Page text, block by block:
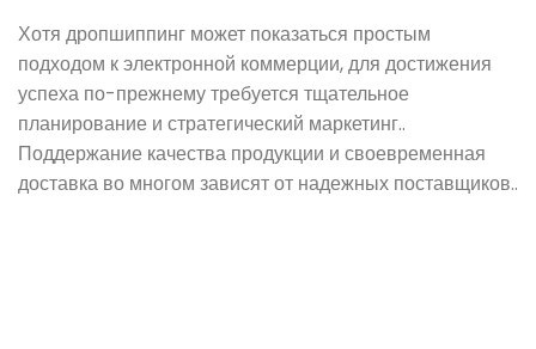
Хотя дропшиппинг может показаться простым
подходом к электронной коммерции, для достижения
успеха по-прежнему требуется тщательное
планирование и стратегический маркетинг..
Поддержание качества продукции и своевременная
доставка во многом зависят от надежных поставщиков..